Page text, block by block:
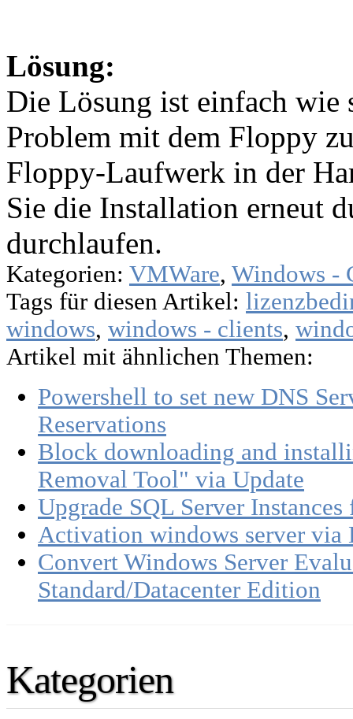
Lösung:
Die Lösung ist einfach wie
Problem mit dem Floppy
Floppy-Laufwerk in der
Sie die Installation erneut
durchlaufen.
Kategorien: VMWare, Windows -
Tags für diesen Artikel:
windows, windows - clients,
Artikel mit ähnlichen Themen:
Powershell to set new DNS
Reservations
Block downloading and
Removal Tool" via Update
Upgrade SQL Server
Activation windows server via
Convert Windows Server
Standard/Datacenter Edition
Kategorien